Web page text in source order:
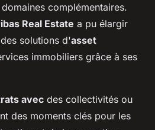
complémentaires.
Real Estate a pu élargir
solutions d'asset
immobiliers grâce à ses
avec des collectivités ou
des moments clés pour les